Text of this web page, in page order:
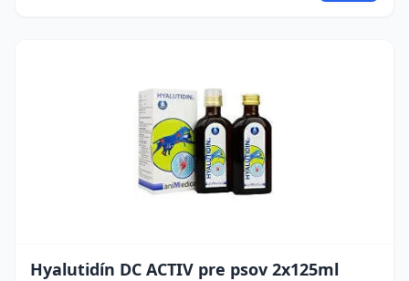
Hyalutidín DC ACTIV pre psov 2x125ml